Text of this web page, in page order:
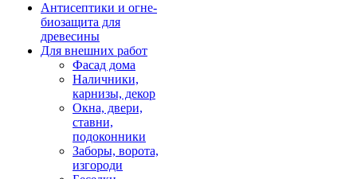
Антисептики и огне-
биозащита для
древесины
Для внешних работ
Фасад дома
Наличники,
карнизы, декор
Окна, двери,
ставни,
подоконники
Заборы, ворота,
изгороди